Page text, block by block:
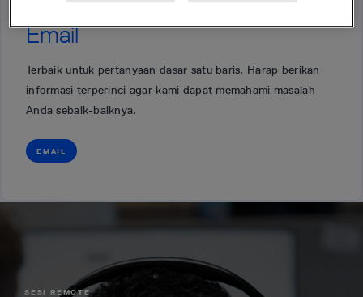
Email
Terbaik untuk pertanyaan dasar satu baris. Harap berikan
informasi terperinci agar kami dapat memahami masalah
Anda sebaik-baiknya.
EMAIL
SESI REMOTE